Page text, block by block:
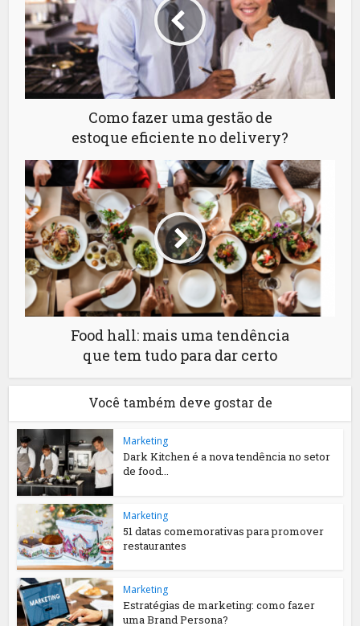
Como fazer uma gestão de
estoque eficiente no delivery?
Food hall: mais uma tendência
que tem tudo para dar certo
Você também deve gostar de
Marketing
Dark Kitchen é a nova tendência no setor
de food...
Marketing
51 datas comemorativas para promover
restaurantes
Marketing
Estratégias de marketing: como fazer
uma Brand Persona?